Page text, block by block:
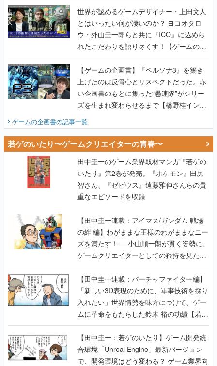
世界が認めるゲームデザイナー・上田文人
とはいったい何が凄いのか？ ヨコオタロ
ウ・外山圭一郎らと共に『ICO』に込めら
れたこだわりを語り尽くす！【ゲームの企
画書】
【ゲームの企画書】『ペルソナ3』を築き
上げたのは反骨心とリスペクトだった。赤
い企画書のもとに集った“愚連隊”がシリー
ズを生まれ変わらせるまで【橋野桂インタ
ゲームの企画書の記事一覧
若ゲのいたり〜ゲームクリエイターの青春〜
田中圭一のゲーム業界取材マンガ『若ゲの
いたり』第2巻が発売。『ポケモン』田尻
智さん、『ゼビウス』遠藤雅伸さんらの貴
重なエピソードを収録
【田中圭一連載：アイマス/ガンダム 戦場
の絆 編】わがままな王様のわがままなニー
ズを満たす！──小山順一朗が貫く姿勢に、
ゲームクリエイターとしての矜持を見た
【若ゲのいたり最終回】
【田中圭一連載：バーチャファイター編】
「新しい3D表現のために、軍事技術を採り
入れたい」世界情勢を味方につけて、ゲー
ムに革命をもたらした鈴木 裕の功績【若ゲ
のいたり】
【田中圭一：若ゲのいたり】ゲーム開発統
合環境「Unreal Engine」最新バージョン
で、開発環境はどう変わる？ ゲーム業界向